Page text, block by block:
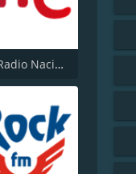
RNE Radio Nacional (Radio 1)